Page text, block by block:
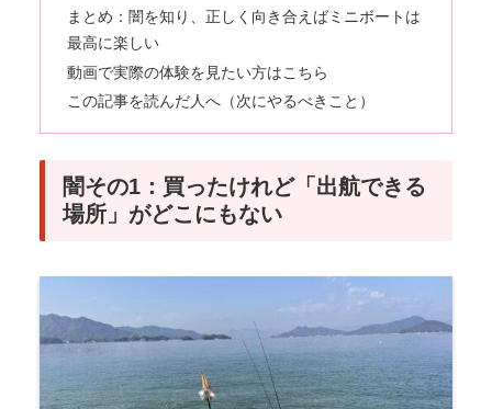
まとめ：闇を知り、正しく向き合えばミニボートは
最高に楽しい
動画で実際の体験を見たい方はこちら
この記事を読んだ人へ（次にやるべきこと）
闇その1：買ったけれど「出航できる
場所」がどこにもない